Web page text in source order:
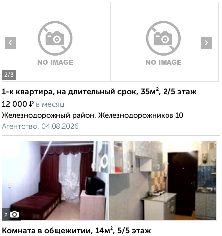
2/3
‹ ›
1-к квартира, на длительный срок, 35м², 2/5 этаж
12 000 ₽ в месяц
Железнодорожный район, Железнодорожников 10
Агентство, 04.08.2026
2
Комната в общежитии, 14м², 5/5 этаж